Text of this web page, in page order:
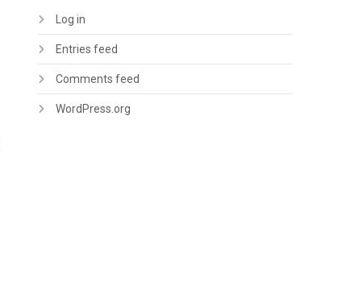
Log in
Entries feed
Comments feed
WordPress.org